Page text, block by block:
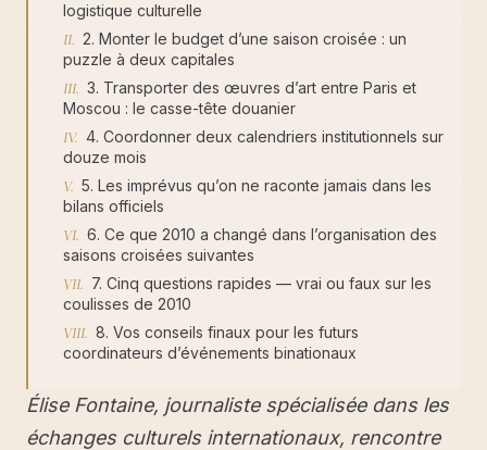
logistique culturelle
2. Monter le budget d’une saison croisée : un
puzzle à deux capitales
3. Transporter des œuvres d’art entre Paris et
Moscou : le casse-tête douanier
4. Coordonner deux calendriers institutionnels sur
douze mois
5. Les imprévus qu’on ne raconte jamais dans les
bilans officiels
6. Ce que 2010 a changé dans l’organisation des
saisons croisées suivantes
7. Cinq questions rapides — vrai ou faux sur les
coulisses de 2010
8. Vos conseils finaux pour les futurs
coordinateurs d’événements binationaux
Élise Fontaine, journaliste spécialisée dans les
échanges culturels internationaux, rencontre